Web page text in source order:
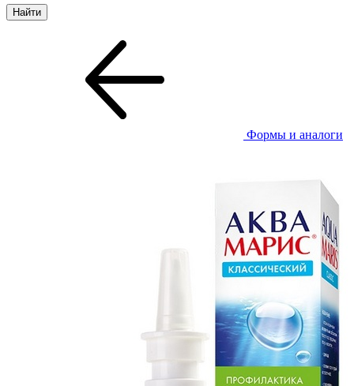
Формы и аналоги